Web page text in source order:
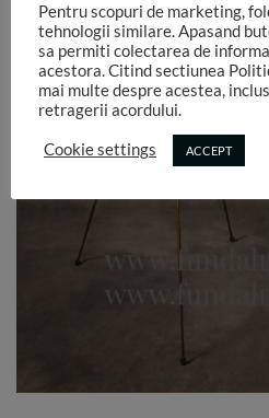
Pentru scopuri de marketing,
tehnologii similare. Apasand
sa permiti colectarea de
acestora. Citind sectiunea
mai multe despre acestea,
retragerii acordului.
Cookie settings ACCEPT